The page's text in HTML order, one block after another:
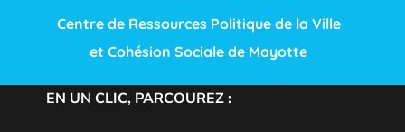
Centre de Ressources Politique de la Ville
et Cohésion Sociale de Mayotte
EN UN CLIC, PARCOUREZ :